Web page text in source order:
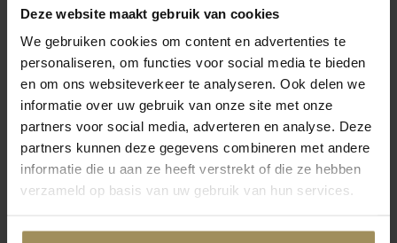
Deze website maakt gebruik van cookies
We gebruiken cookies om content en advertenties te
personaliseren, om functies voor social media te bieden
en om ons websiteverkeer te analyseren. Ook delen we
informatie over uw gebruik van onze site met onze
partners voor social media, adverteren en analyse. Deze
partners kunnen deze gegevens combineren met andere
informatie die u aan ze heeft verstrekt of die ze hebben
verzameld op basis van uw gebruik van hun services.
Shutters
Verticale lamellen
Insectenwering
Smart bediening
Vloeren
Harde vloeren